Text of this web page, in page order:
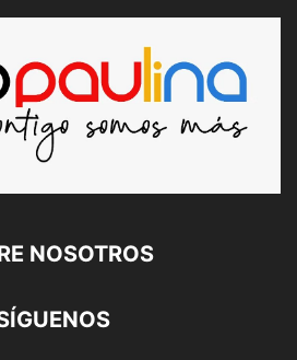
NOSOTROS